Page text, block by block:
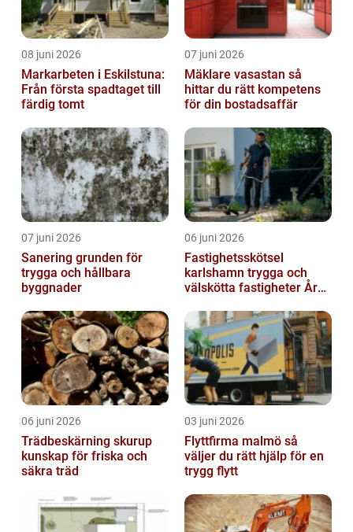
08 juni 2026
Markarbeten i Eskilstuna:
Från första spadtaget till
färdig tomt
07 juni 2026
Mäklare vasastan så
hittar du rätt kompetens
för din bostadsaffär
07 juni 2026
Sanering grunden för
trygga och hållbara
byggnader
06 juni 2026
Fastighetsskötsel
karlshamn trygga och
välskötta fastigheter Året
06 juni 2026
Trädbeskärning skurup
kunskap för friska och
säkra träd
03 juni 2026
Flyttfirma malmö så
väljer du rätt hjälp för en
trygg flytt